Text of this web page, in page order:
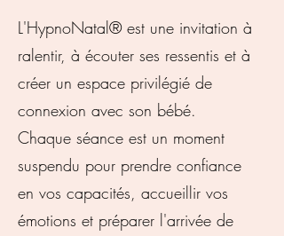
L'HypnoNatal® est une invitation à
ralentir, à écouter ses ressentis et à
créer un espace privilégié de
connexion avec son bébé.
Chaque séance est un moment
suspendu pour prendre confiance
en vos capacités, accueillir vos
émotions et préparer l'arrivée de